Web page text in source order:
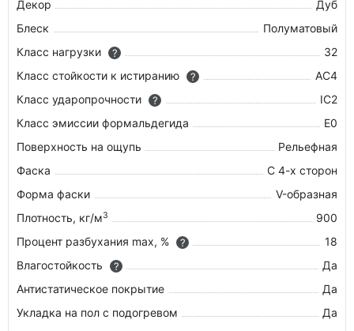
Декор
Дуб
Блеск
Полуматовый
Класс нагрузки
?
32
Класс стойкости к истиранию
?
AC4
Класс ударопрочности
?
IC2
Класс эмиссии формальдегида
E0
Поверхность на ощупь
Рельефная
Фаска
С 4-х сторон
Форма фаски
V-образная
Плотность, кг/м3
900
Процент разбухания max, %
?
18
Влагостойкость
?
Да
Антистатическое покрытие
Да
Укладка на пол c подогревом
Да